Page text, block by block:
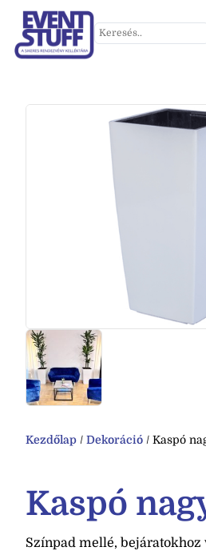
Kezdőlap / Dekoráció / Kaspó
Kaspó
Színpad mellé,